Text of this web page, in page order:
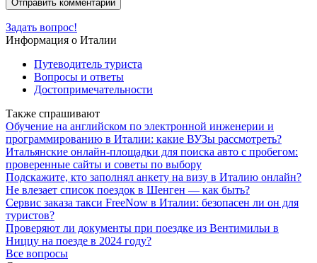
Задать вопрос!
Информация о Италии
Путеводитель туриста
Вопросы и ответы
Достопримечательности
Также спрашивают
Обучение на английском по электронной инженерии и
программированию в Италии: какие ВУЗы рассмотреть?
Итальянские онлайн-площадки для поиска авто с пробегом:
проверенные сайты и советы по выбору
Подскажите, кто заполнял анкету на визу в Италию онлайн?
Не влезает список поездок в Шенген — как быть?
Сервис заказа такси FreeNow в Италии: безопасен ли он для
туристов?
Проверяют ли документы при поездке из Вентимильи в
Ниццу на поезде в 2024 году?
Все вопросы